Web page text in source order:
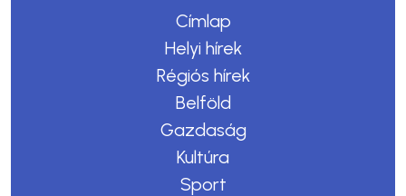
Címlap
Helyi hírek
Régiós hírek
Belföld
Gazdaság
Kultúra
Sport